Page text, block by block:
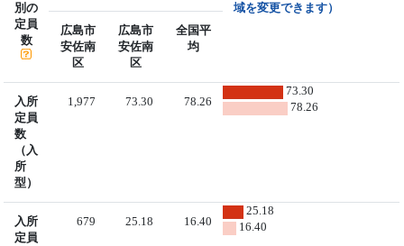
別の
定員
数
域を変更できます）
広島市
安佐南
区
広島市
安佐南
区
全国平
均
入所
定員
数
（入
所
型）
1,977 73.30 78.26
73.30
78.26
入所
定員
679 25.18 16.40
25.18
16.40